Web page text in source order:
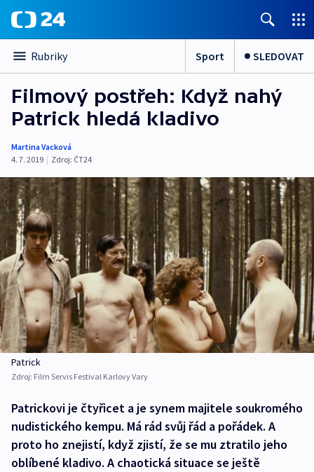
Rubriky Sport SLEDOVAT
Filmový postřeh: Když nahý
Patrick hledá kladivo
Martina Vacková
4. 7. 2019 | Zdroj: ČT24
Patrick
Zdroj: Film Servis Festival Karlovy Vary
Patrickovi je čtyřicet a je synem majitele soukromého
nudistického kempu. Má rád svůj řád a pořádek. A
proto ho znejistí, když zjistí, že se mu ztratilo jeho
oblíbené kladivo. A chaotická situace se ještě